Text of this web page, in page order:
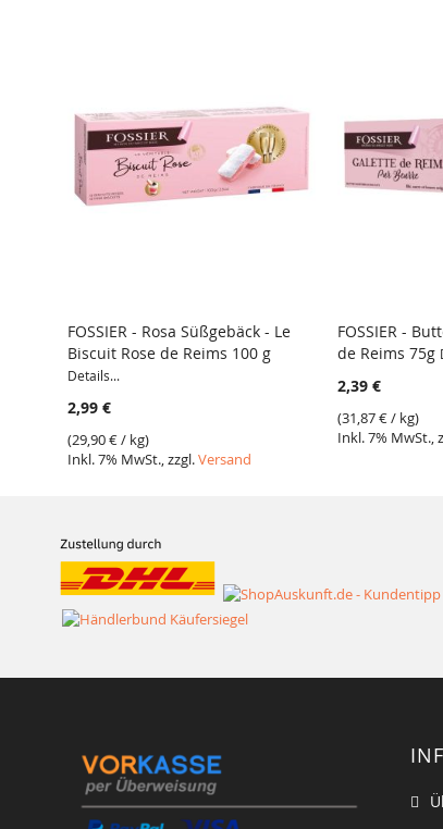
FOSSIER - Rosa Süßgebäck - Le
Biscuit Rose de Reims 100 g
Details...
2,99 €
(29,90 €/ kg)
Inkl. 7% MwSt., zzgl.Versand
FOSSIER -
de Reims 75g
2,39 €
(31,87 €/ kg)
Inkl. 7% MwSt.,